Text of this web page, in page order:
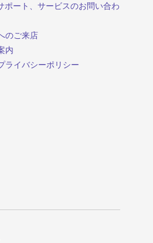
ポート、サービスのお問い合わ
のご来店
内
ライバシーポリシー